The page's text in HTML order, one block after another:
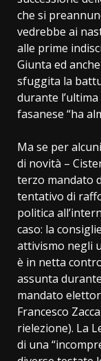
che si
vedrebbe ai
alle prime
Giunta ed
sfuggita la
durante
fasanese “ha
Ma se per
di novità –
terzo mandato
tentativo di
politica
caso: la
attivismo negli
è in netta
assunta
mandato
Francesco
rielezione). La
di una